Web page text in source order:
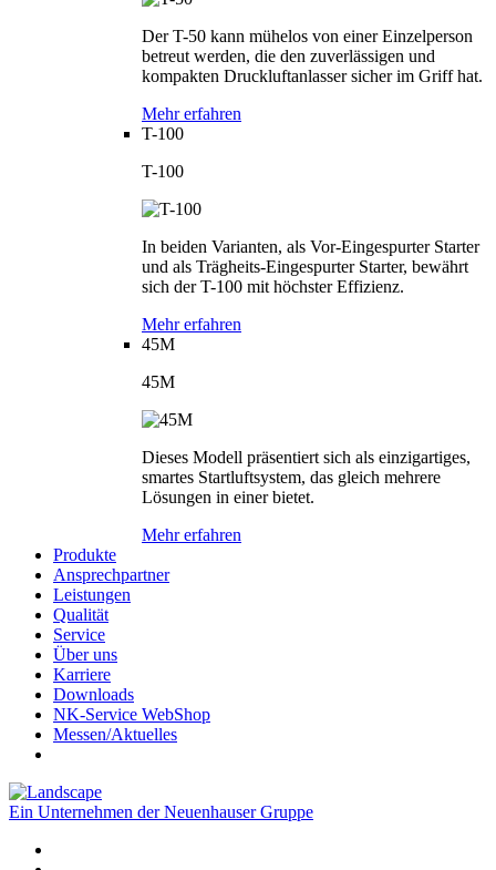
Der T-50 kann mühelos von einer Einzelperson
betreut werden, die den zuverlässigen und
kompakten Druckluftanlasser sicher im Griff hat.
Mehr erfahren
T-100
T-100
In beiden Varianten, als Vor-Eingespurter Starter
und als Trägheits-Eingespurter Starter, bewährt
sich der T-100 mit höchster Effizienz.
Mehr erfahren
45M
45M
Dieses Modell präsentiert sich als einzigartiges,
smartes Startluftsystem, das gleich mehrere
Lösungen in einer bietet.
Mehr erfahren
Produkte
Ansprechpartner
Leistungen
Qualität
Service
Über uns
Karriere
Downloads
NK-Service WebShop
Messen/Aktuelles
Ein Unternehmen der Neuenhauser Gruppe